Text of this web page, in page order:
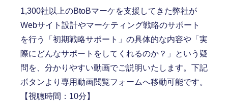
1,300社以上のBtoBマーケを支援してきた弊社が
Webサイト設計やマーケティング戦略のサポート
を行う「初期戦略サポート」の具体的な内容や「実
際にどんなサポートをしてくれるのか？」という疑
問を、分かりやすい動画でご説明いたします。下記
ボタンより専用動画閲覧フォームへ移動可能です。
【視聴時間：10分】